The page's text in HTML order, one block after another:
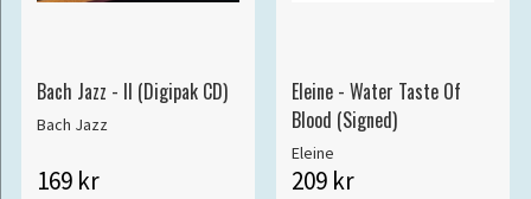
Bach Jazz - II (Digipak CD)
Bach Jazz
169 kr
Eleine - Water Taste Of
Blood (Signed)
Eleine
209 kr